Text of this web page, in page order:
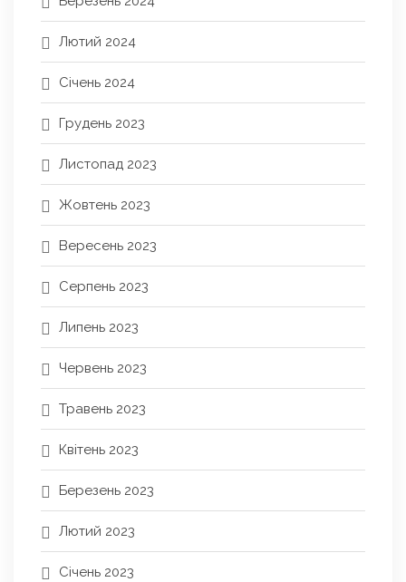
Лютий 2024
Січень 2024
Грудень 2023
Листопад 2023
Жовтень 2023
Вересень 2023
Серпень 2023
Липень 2023
Червень 2023
Травень 2023
Квітень 2023
Березень 2023
Лютий 2023
Січень 2023